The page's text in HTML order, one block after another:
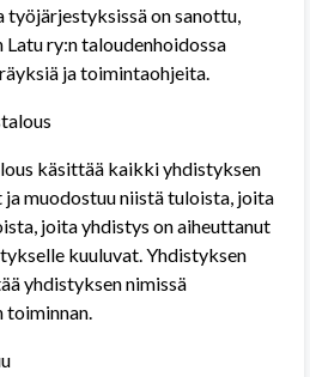
työjärjestyksissä on sanottu,
Latu ry:n taloudenhoidossa
ja toimintaohjeita.
käsittää kaikki yhdistyksen
muodostuu niistä tuloista, joita
joita yhdistys on aiheuttanut
kuuluvat. Yhdistyksen
yhdistyksen nimissä
toiminnan.